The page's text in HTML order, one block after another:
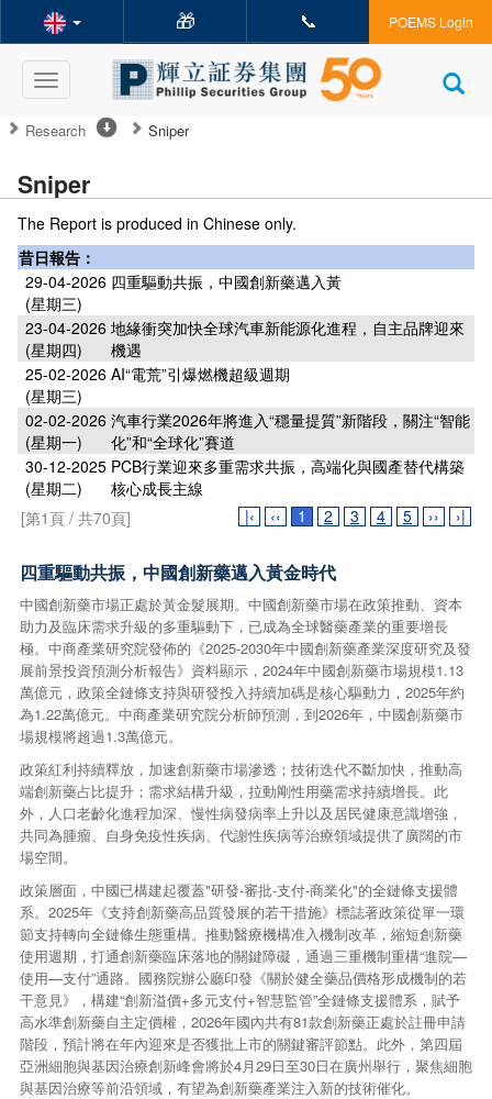
🎁 📞 POEMS Login
Toggle
navigation
Research Sniper
Sniper
The Report is produced in Chinese only.
昔日報告：
29-04-2026
(星期三)
四重驅動共振，中國創新藥邁入黃
23-04-2026
(星期四)
地緣衝突加快全球汽車新能源化進程，自主品牌迎來
機遇
25-02-2026
(星期三)
AI“電荒”引爆燃機超級週期
02-02-2026
(星期一)
汽車行業2026年將進入“穩量提質”新階段，關注“智能
化”和“全球化”賽道
30-12-2025
(星期二)
PCB行業迎來多重需求共振，高端化與國產替代構築
核心成長主線
[第1頁 / 共70頁]
|‹ ‹‹ 1 2 3 4 5 ›› ›|
四重驅動共振，中國創新藥邁入黃金時代
中國創新藥市場正處於黃金髮展期。中國創新藥市場在政策推動、資本
助力及臨床需求升級的多重驅動下，已成為全球醫藥產業的重要增長
極。中商產業研究院發佈的《2025-2030年中國創新藥產業深度研究及發
展前景投資預測分析報告》資料顯示，2024年中國創新藥市場規模1.13
萬億元，政策全鏈條支持與研發投入持續加碼是核心驅動力，2025年約
為1.22萬億元。中商產業研究院分析師預測，到2026年，中國創新藥市
場規模將超過1.3萬億元。
政策紅利持續釋放，加速創新藥市場滲透；技術迭代不斷加快，推動高
端創新藥占比提升；需求結構升級，拉動剛性用藥需求持續增長。此
外，人口老齡化進程加深、慢性病發病率上升以及居民健康意識增強，
共同為腫瘤、自身免疫性疾病、代謝性疾病等治療領域提供了廣闊的市
場空間。
政策層面，中國已構建起覆蓋"研發-審批-支付-商業化"的全鏈條支援體
系。2025年《支持創新藥高品質發展的若干措施》標誌著政策從單一環
節支持轉向全鏈條生態重構。推動醫療機構准入機制改革，縮短創新藥
使用週期，打通創新藥臨床落地的關鍵障礙，通過三重機制重構“進院—
使用—支付”通路。國務院辦公廳印發《關於健全藥品價格形成機制的若
干意見》，構建“創新溢價+多元支付+智慧監管”全鏈條支援體系，賦予
高水準創新藥自主定價權，2026年國內共有81款創新藥正處於註冊申請
階段，預計將在年內迎來是否獲批上市的關鍵審評節點。此外，第四屆
亞洲細胞與基因治療創新峰會將於4月29日至30日在廣州舉行，聚焦細胞
與基因治療等前沿領域，有望為創新藥產業注入新的技術催化。